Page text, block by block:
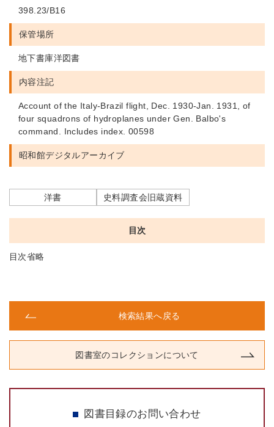
398.23/B16
保管場所
地下書庫洋図書
内容注記
Account of the Italy-Brazil flight, Dec. 1930-Jan. 1931, of
four squadrons of hydroplanes under Gen. Balbo's
command. Includes index. 00598
昭和館デジタルアーカイブ
洋書 史料調査会旧蔵資料
目次
目次省略
検索結果へ戻る
図書室のコレクションについて
図書目録のお問い合わせ